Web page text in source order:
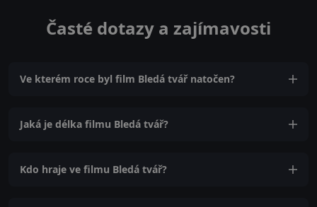
Časté dotazy a zajímavosti
Ve kterém roce byl film Bledá tvář natočen?
Jaká je délka filmu Bledá tvář?
Kdo hraje ve filmu Bledá tvář?